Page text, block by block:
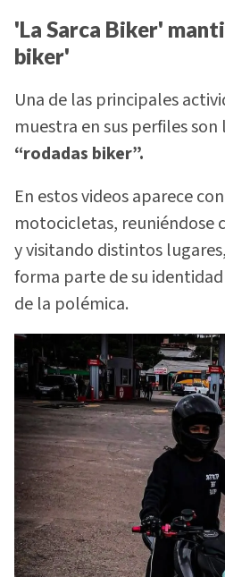
'La Sarca Biker'
biker'
Una de las principales
muestra en sus perfiles
“rodadas biker”.
En estos videos aparece
motocicletas, reuniéndose
y visitando distintos
forma parte de su
de la polémica.